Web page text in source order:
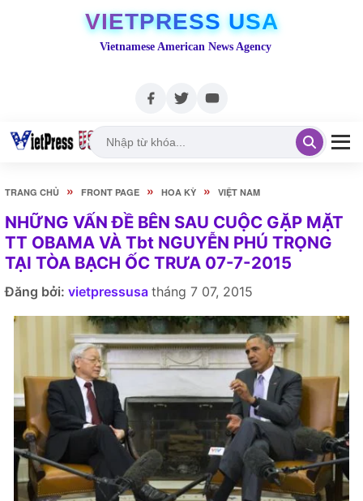
VIETPRESS USA
Vietnamese American News Agency
TRANG CHỦ » FRONT PAGE » HOA KỲ » VIỆT NAM
NHỮNG VẤN ĐỀ BÊN SAU CUỘC GẶP MẶT
TT OBAMA VÀ Tbt NGUYỄN PHÚ TRỌNG
TẠI TÒA BẠCH ỐC TRƯA 07-7-2015
Đăng bởi: vietpressusa tháng 7 07, 2015